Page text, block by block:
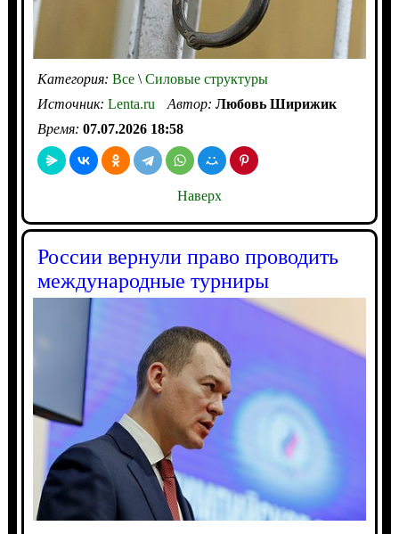
Категория: Все\Силовые структуры
Источник: Lenta.ru Автор: Любовь Ширижик
Время: 07.07.2026 18:58
Наверх
России вернули право проводить
международные турниры